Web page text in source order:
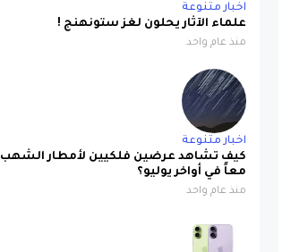
اخبار متنوعة
علماء الآثار يحلون لغز ستونهنج !
منذ عام واحد
اخبار متنوعة
كيف تشاهد عرضين فلكيين لأمطار الشهب
معاً في أواخر يوليو؟
منذ عام واحد